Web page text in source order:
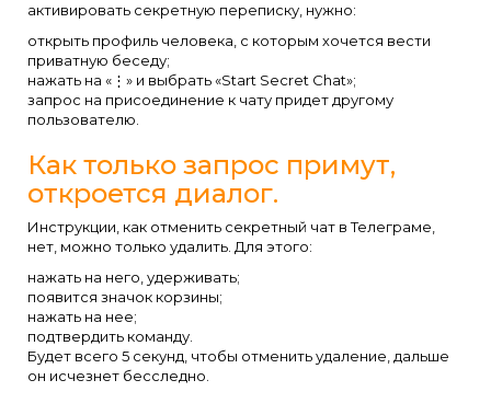
активировать секретную переписку, нужно:
открыть профиль человека, с которым хочется вести
приватную беседу;
нажать на «⋮» и выбрать «Start Secret Chat»;
запрос на присоединение к чату придет другому
пользователю.
Как только запрос примут,
откроется диалог.
Инструкции, как отменить секретный чат в Телеграме,
нет, можно только удалить. Для этого:
нажать на него, удерживать;
появится значок корзины;
нажать на нее;
подтвердить команду.
Будет всего 5 секунд, чтобы отменить удаление, дальше
он исчезнет бесследно.